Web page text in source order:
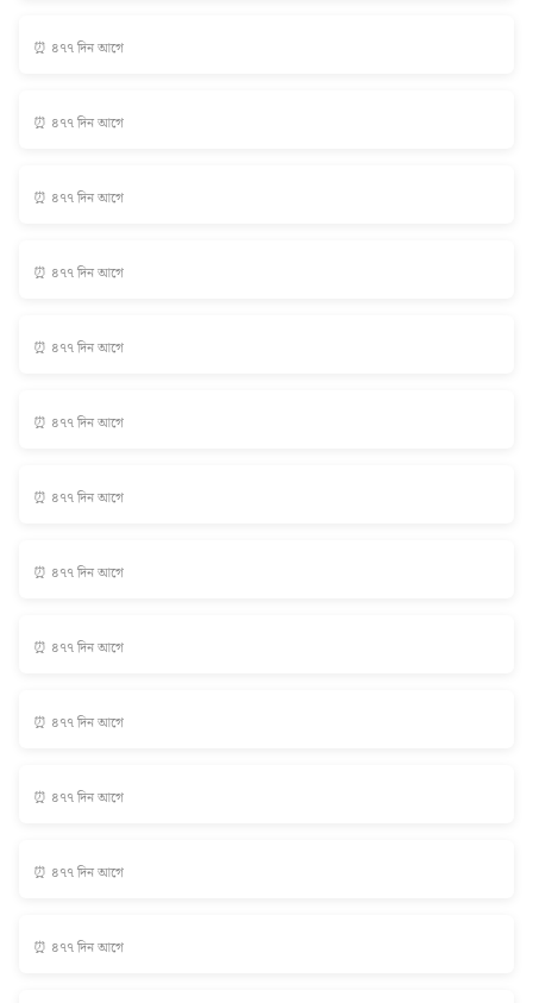
⏰ ৪৭৭ দিন আগে
⏰ ৪৭৭ দিন আগে
⏰ ৪৭৭ দিন আগে
⏰ ৪৭৭ দিন আগে
⏰ ৪৭৭ দিন আগে
⏰ ৪৭৭ দিন আগে
⏰ ৪৭৭ দিন আগে
⏰ ৪৭৭ দিন আগে
⏰ ৪৭৭ দিন আগে
⏰ ৪৭৭ দিন আগে
⏰ ৪৭৭ দিন আগে
⏰ ৪৭৭ দিন আগে
⏰ ৪৭৭ দিন আগে